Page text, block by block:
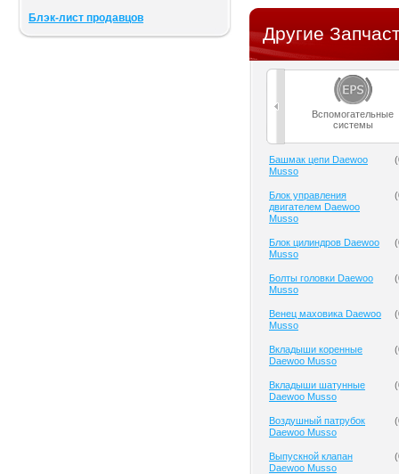
Блэк-лист продавцов
Другие
Вспомогательные
системы
Башмак цепи Daewoo
Musso
(
Блок управления
двигателем Daewoo
Musso
(
Блок цилиндров Daewoo
Musso
(
Болты головки Daewoo
Musso
(
Венец маховика Daewoo
Musso
(
Вкладыши коренные
Daewoo Musso
(
Вкладыши шатунные
Daewoo Musso
(
Воздушный патрубок
Daewoo Musso
(
Выпускной клапан
Daewoo Musso
(